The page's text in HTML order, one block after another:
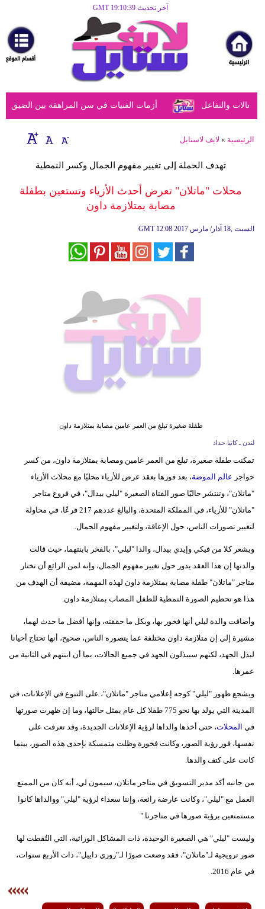
آخر تحديث GMT 19:10:39
مرأة
أزياء
أزياء
إسلامية
صحة
أزمات الفتيات في سن المراهقة بين الضيق والتفاعل
الرئيسية » لايف لاستايل
تهدف الحملة إلى تغيير مفهوم الجمال وكسر النمطية
محلات "ماتلان" تعرض أحدث الأزياء وتستعين بطفلة
مصابة بمتلازمة داون
GMT 12:08 2017 السبت ,18 آذار/ مارس
طفلة صغيرة تبلغ من العمر عامين مصابة بمتلازمة داون
لندن ـ كاتيا حداد
تمكنت طفلة صغيرة، تبلغ من العمر عامين ومصابة بمتلازمة داون، من كسر
حواجز عالم الموضة، بعد فوزها بعقد عرض للأزياء محليًا مع محلات الأزياء
"ماتلان"، وتنتشر حاليًا صور الفتاة الصغيرة "ليلي بيدال"، في فروع متاجر
"ماتلان" للأزياء، في المملكة المتحدة، والبالغ عددهم 217 فرعًا، في محاولة
لتغيير تصورات الناس، حول الإعاقة، ولتغيير مفهوم الجمال.
ويشعر كلا من فيكي وإيدي بيدال، والدا "ليلي"، بالفخر بابنتهما، حيث قالت
والدتها إن هذا العقد يدور حول تغيير مفهوم الجمال، وإنه لمن الرائع أن تختار
متاجر "ماتلان" طفلة مصابة بمتلازمة داون لهذه المهمة، مضيفة أن الهدف من
هذا هو تحطيم الصورة النمطية للطفل المصاب بمتلازمة داون.
وأضافت والدة ليلي أنها فخور بها، وبكل ما حققته، وإنها أفضل ما حدث لهما،
مشيرة إلى إن متلازمة داون مختلفة عما يتصوره الناس، صحيح، أنها تحتاج أحيانا
لبذل الجهد، لكنهم سيبذلون الجهد في جميع الحالات، بما أن ابنتهم في الثانية من
عمرها.
ويشجع ظهور "ليلي" كوجه إعلامي متاجر "ماتلان"، على التنوع في الإعلانات، في
المدينة التي يولد بها نحو 775 طفلا كل عام بمثل حالتها، وما إن ظهرت صورتها
في المحلات، حتى أخذها والداها لرؤية الإعلانات الجديدة، وقد تعرفت على
نفسها، فور رؤية الصور، وكانت فخورة وظلت متمسكة بإحدى هذه الصور، بينما
كانت على كتف والدها.
من جانبه أكد مدير التسويق في متاجر ماتلان، سيمون لي، أنه كان من الممتع
العمل مع "ليلي"، وكانت عارضة رائعة، وإننا سعداء لرؤية "ليلي" ووالداها كانوا
مستمتعين برؤية صورها في متاجرنا."
وليست "ليلي" هي الصغيرة الوحيدة، ذات المشاكل الوراثية، التي التُقطت لها
صور ترويجية لـ"ماتلان"، فقد وضعت صورًا لـ"روزي داييل"، ذات الأربع سنوات،
في عام 2016.